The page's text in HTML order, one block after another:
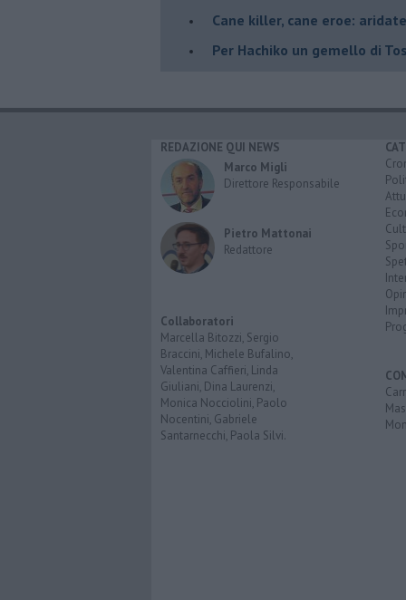
Cane killer, cane eroe:
Per Hachiko un gemello di
REDAZIONE QUI NEWS
Marco Migli
Direttore Responsabile
Pietro Mattonai
Redattore
Collaboratori
Marcella Bitozzi, Sergio
Braccini, Michele Bufalino,
Valentina Caffieri, Linda
Giuliani, Dina Laurenzi,
Monica Nocciolini, Paolo
Nocentini, Gabriele
Santarnecchi, Paola Silvi.